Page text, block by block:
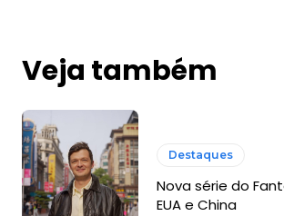
Veja também
Destaques
Nova série do
EUA e China